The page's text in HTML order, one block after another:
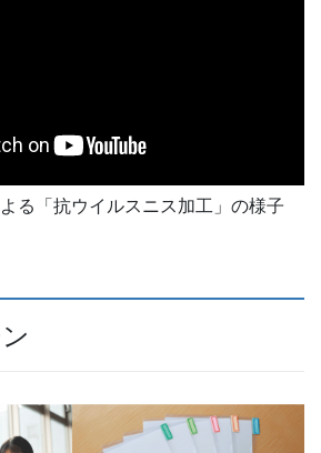
る「抗ウイルスニス加工」の様子